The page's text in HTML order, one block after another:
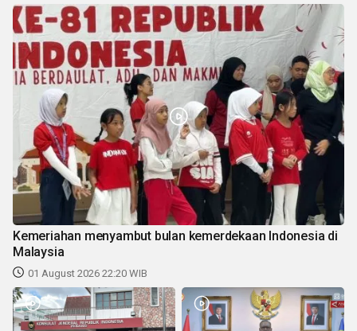
Kemeriahan menyambut bulan kemerdekaan Indonesia di
Malaysia
01 August 2026 22:20 WIB